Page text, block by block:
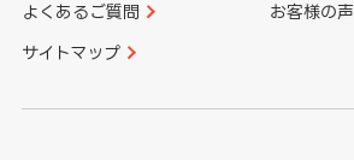
香川県 愛媛県
大分県 宮崎県
よくあるご質問 お客様の声
サイトマップ